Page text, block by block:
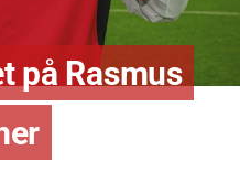
på Rasmus